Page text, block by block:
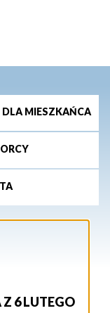
DLA MIESZKAŃCA
Z 6 LUTEGO